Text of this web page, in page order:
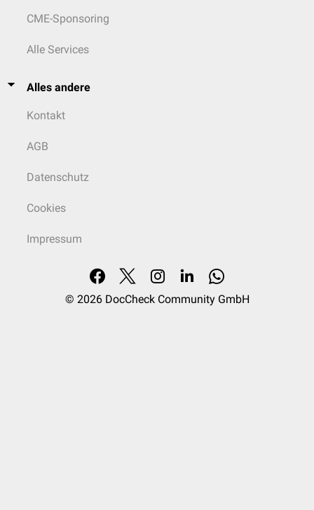
CME-Sponsoring
Alle Services
Alles andere
Kontakt
AGB
Datenschutz
Cookies
Impressum
© 2026 DocCheck Community GmbH